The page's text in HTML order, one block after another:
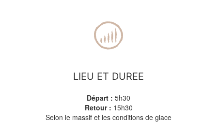
LIEU ET DUREE
Départ : 5h30
Retour : 15h30
Selon le massif et les conditions de glace